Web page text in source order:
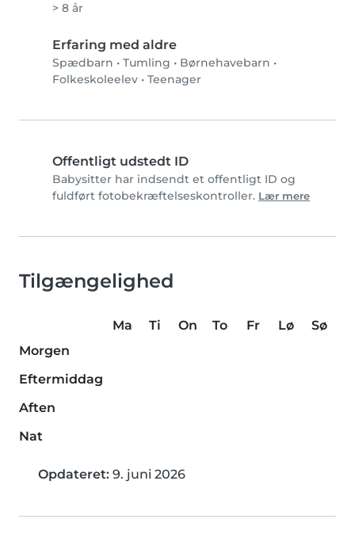
> 8 år
Erfaring med aldre
Spædbarn • Tumling • Børnehavebarn •
Folkeskoleelev • Teenager
Offentligt udstedt ID
Babysitter har indsendt et offentligt ID og
fuldført fotobekræftelseskontroller. Lær mere
Tilgængelighed
Ma Ti On To Fr Lø
Sø
Morgen
Eftermiddag
Aften
Nat
Opdateret: 9. juni 2026